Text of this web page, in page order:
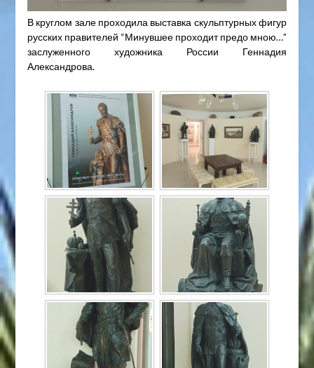
В круглом зале проходила выставка скульптурных фигур
русских правителей “Минувшее проходит предо мною…”
заслуженного художника России Геннадия
Александрова.